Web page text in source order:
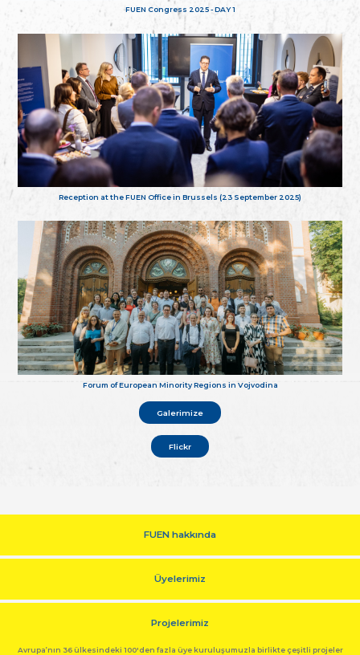
FUEN Congress 2025 - DAY 1
Reception at the FUEN Office in Brussels (23 September 2025)
Forum of European Minority Regions in Vojvodina
Galerimize
Flickr
FUEN hakkında
Üyelerimiz
Projelerimiz
Avrupa’nın 36 ülkesindeki 100'den fazla üye kuruluşumuzla birlikte çeşitli projeler